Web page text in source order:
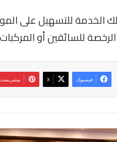
الخدمة للتسهيل على
للسائقين أو
فيسبوك ‫X